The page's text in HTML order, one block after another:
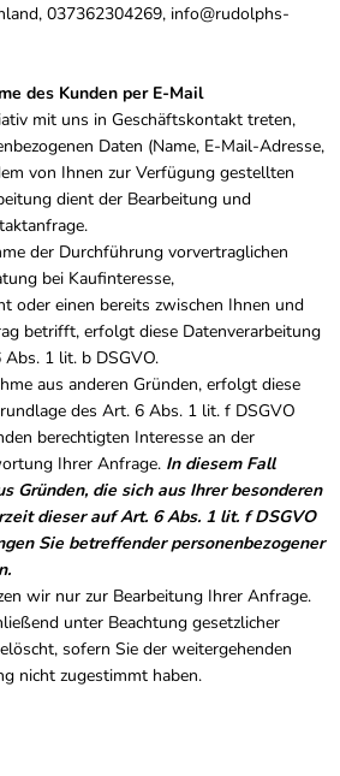
037362304269, info@rudolphs-
des Kunden per E-Mail
mit uns in Geschäftskontakt treten,
Daten (Name, E-Mail-Adresse,
von Ihnen zur Verfügung gestellten
dient der Bearbeitung und
der Durchführung vorvertraglichen
bei Kaufinteresse,
oder einen bereits zwischen Ihnen und
betrifft, erfolgt diese Datenverarbeitung
1 lit. b DSGVO.
aus anderen Gründen, erfolgt diese
des Art. 6 Abs. 1 lit. f DSGVO
berechtigten Interesse an der
Ihrer Anfrage. In diesem Fall
Gründen, die sich aus Ihrer besonderen
dieser auf Art. 6 Abs. 1 lit. f DSGVO
Sie betreffender personenbezogener
wir nur zur Bearbeitung Ihrer Anfrage.
unter Beachtung gesetzlicher
sofern Sie der weitergehenden
nicht zugestimmt haben.